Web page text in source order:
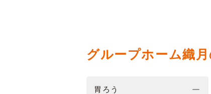
グループホーム織
胃ろう